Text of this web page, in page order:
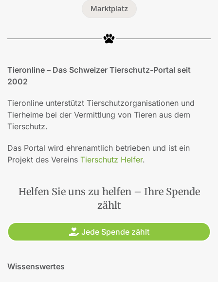
Marktplatz
Tieronline – Das Schweizer Tierschutz-Portal seit
2002
Tieronline unterstützt Tierschutzorganisationen und
Tierheime bei der Vermittlung von Tieren aus dem
Tierschutz.
Das Portal wird ehrenamtlich betrieben und ist ein
Projekt des Vereins Tierschutz Helfer.
Helfen Sie uns zu helfen – Ihre Spende
zählt
Jede Spende zählt
Wissenswertes